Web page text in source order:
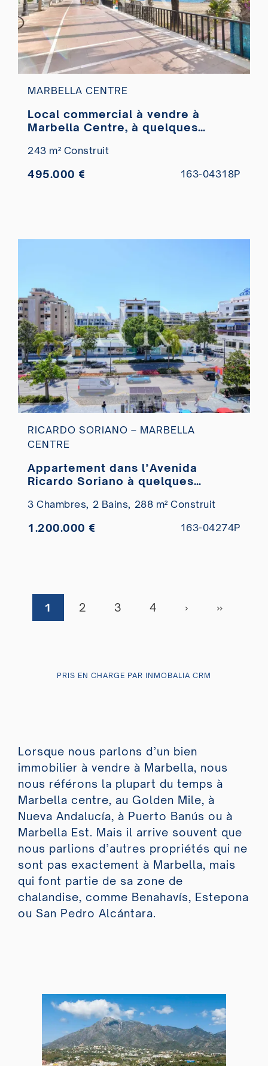
MARBELLA CENTRE
Local commercial à vendre à
Marbella Centre, à quelques
243 m² Construit
495.000 € 163-04318P
RICARDO SORIANO – MARBELLA
CENTRE
Appartement dans l’Avenida
Ricardo Soriano à quelques
vendre
3 Chambres, 2 Bains, 288 m² Construit
1.200.000 € 163-04274P
1 2 3 4 › »
PRIS EN CHARGE PAR INMOBALIA CRM
Lorsque nous parlons d’un bien
immobilier à vendre à Marbella, nous
nous référons la plupart du temps à
Marbella centre, au Golden Mile, à
Nueva Andalucía, à Puerto Banús ou à
Marbella Est. Mais il arrive souvent que
nous parlions d’autres propriétés qui ne
sont pas exactement à Marbella, mais
qui font partie de sa zone de
chalandise, comme Benahavís, Estepona
ou San Pedro Alcántara.